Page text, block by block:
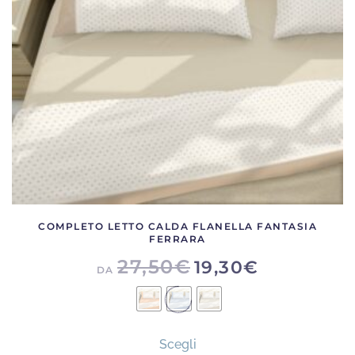
scelte
del
prodotto
COMPLETO LETTO CALDA FLANELLA FANTASIA
FERRARA
DA 27,50€19,30€
Scegliprodotto